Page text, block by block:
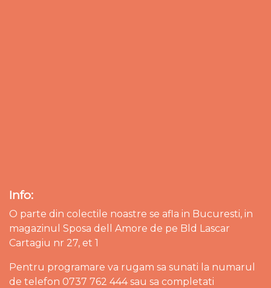
Info:
O parte din colectile noastre se afla in Bucuresti, in
magazinul Sposa dell Amore de pe Bld Lascar
Cartagiu nr 27, et 1
Pentru programare va rugam sa sunati la numarul
de telefon 0737 762 444 sau sa completati